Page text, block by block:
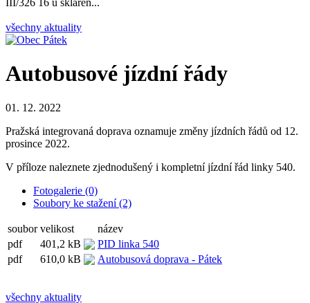
III/326 16 u skláren...
všechny aktuality
Autobusové jízdní řády
01. 12. 2022
Pražská integrovaná doprava oznamuje změny jízdních řádů od 12.
prosince 2022.
V příloze naleznete zjednodušený i kompletní jízdní řád linky 540.
Fotogalerie (0)
Soubory ke stažení (2)
soubor velikost
název
pdf
401,2 kB
PID linka 540
pdf
610,0 kB Autobusová doprava - Pátek
všechny aktuality